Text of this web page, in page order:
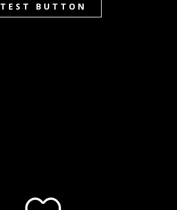
TEST BUTTON